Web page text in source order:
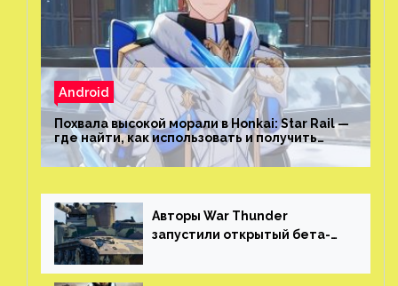
Android
Похвала высокой морали в Honkai: Star Rail —
где найти, как использовать и получить
скрытые достижения
Авторы War Thunder
запустили открытый бета-
трейлер и скриншоты